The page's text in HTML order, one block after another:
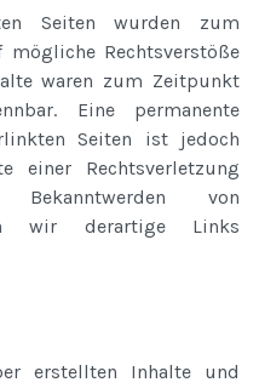
Seiten wurden zum
Rechtsverstöße
waren zum Zeitpunkt
Eine permanente
Seiten ist jedoch
einer Rechtsverletzung
von
wir derartige Links
erstellten Inhalte und